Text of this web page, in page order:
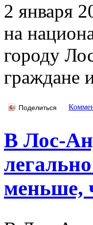
2 января
на
городу
граждане
Поделиться
В Лос-
меньше,